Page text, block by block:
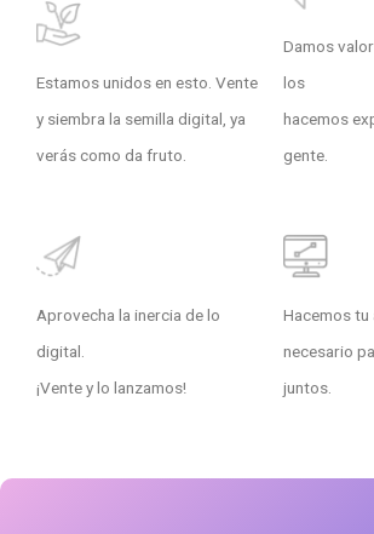
Estamos unidos en esto. Vente
y siembra la semilla digital, ya
verás como da fruto.
Damos
los
hacemos
gente.
Aprovecha la inercia de lo
digital.
¡Vente y lo lanzamos!
Hacemos tu
necesario
juntos.